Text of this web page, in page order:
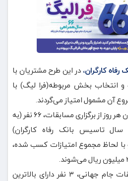
کارگران،در این طرح مشتریان با
و انتخاب بخش مربوطه(فرا لیگ) با
آن مشمول امتیاز می‌گردند.
بر اساس این گزارش، در پایان هر روز از برگزاری مسابقات، ۶۶ نفر (به
تاسیس بانک رفاه کارگران)
با لحاظ مجموع امتیازات کسب شده،
پس از اتمام تمامی مسابقات جام جهانی، ۳ نفر دارای بالاترین